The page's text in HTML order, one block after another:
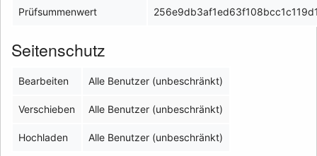
Prüfsummenwert
Seitenschutz
Bearbeiten Alle Benutzer (unbeschränkt)
Verschieben Alle Benutzer (unbeschränkt)
Hochladen Alle Benutzer (unbeschränkt)